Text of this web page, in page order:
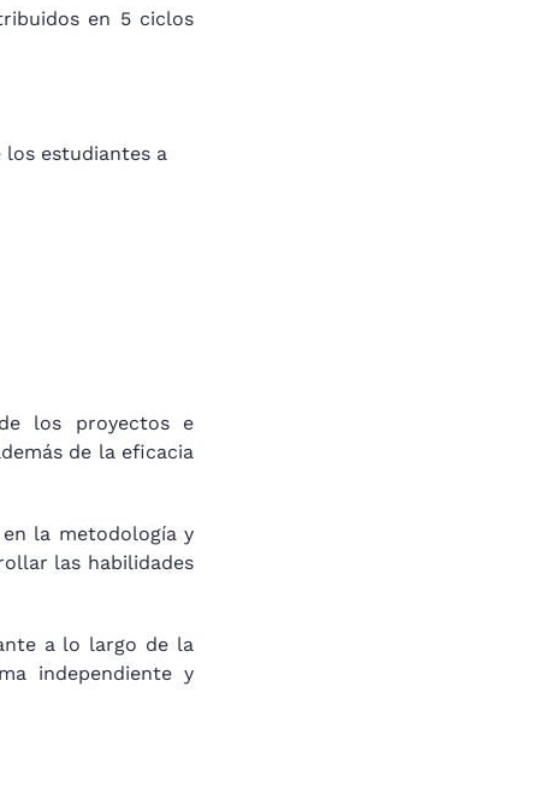
en 5 ciclos
los estudiantes a
los proyectos e
de la eficacia
la metodología y
las habilidades
a lo largo de la
independiente y